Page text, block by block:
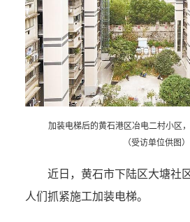
加装电梯后的黄石港区冶电二村小区，
（受访单位供图）
近日，黄石市下陆区大塘社
人们抓紧施工加装电梯。